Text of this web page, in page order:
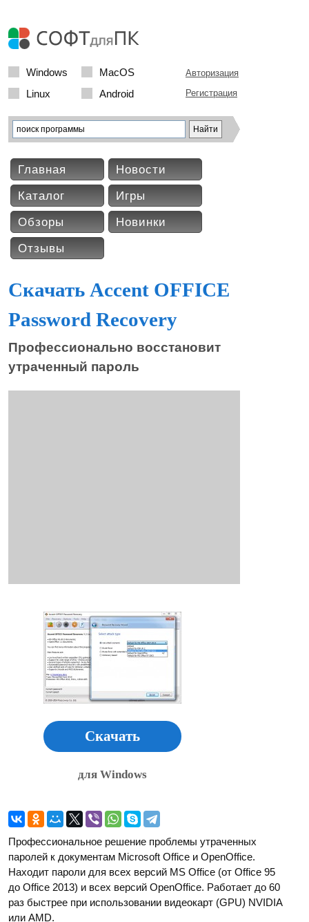
Windows
MacOS
Linux
Android
Авторизация
Регистрация
Главная
Новости
Каталог
Игры
Обзоры
Новинки
Отзывы
Скачать Accent OFFICE
Password Recovery
Профессионально восстановит
утраченный пароль
Скачать
для Windows
Профессиональное решение проблемы утраченных
паролей к документам Microsoft Office и OpenOffice.
Находит пароли для всех версий MS Office (от Office 95
до Office 2013) и всех версий OpenOffice. Работает до 60
раз быстрее при использовании видеокарт (GPU) NVIDIA
или AMD.